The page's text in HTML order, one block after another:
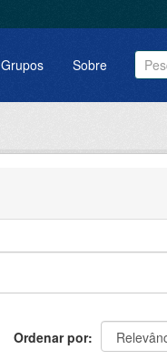
Grupos Sobre
Ordenar por